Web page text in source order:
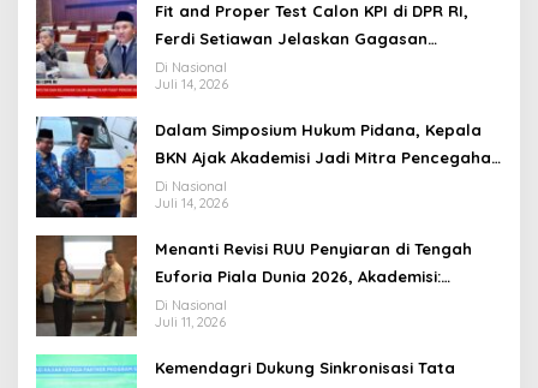
Fit and Proper Test Calon KPI di DPR RI,
Ferdi Setiawan Jelaskan Gagasan
Transformasi Menuju Ekosistem Penyiaran
yang Adaptif
Di Nasional
Juli 14, 2026
Dalam Simposium Hukum Pidana, Kepala
BKN Ajak Akademisi Jadi Mitra Pencegahan
Tindak Pidana di Birokrasi
Di Nasional
Juli 14, 2026
Menanti Revisi RUU Penyiaran di Tengah
Euforia Piala Dunia 2026, Akademisi:
Jangan Terus Jadi “Messi dan Ronaldo”
Legislasi
Di Nasional
Juli 11, 2026
Kemendagri Dukung Sinkronisasi Tata